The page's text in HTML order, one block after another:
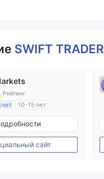
SWIFT TRADER
Рейтинг
10-15 лет
в Австралия
Мейкинг (MM)
стандарт MT4
сайт